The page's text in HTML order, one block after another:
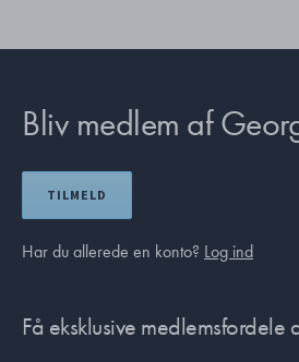
Bliv medlem af
TILMELD
Har du allerede en konto? Log ind
Få eksklusive